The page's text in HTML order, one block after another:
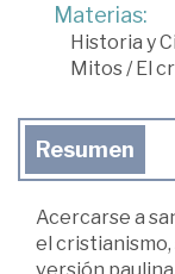
Materias:
Historia y
Mitos/El
Resumen
Acercarse a
el